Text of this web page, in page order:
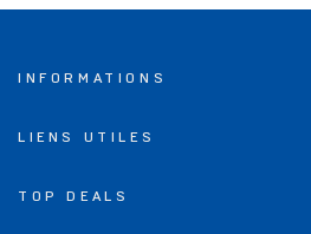
INFORMATIONS
LIENS UTILES
TOP DEALS